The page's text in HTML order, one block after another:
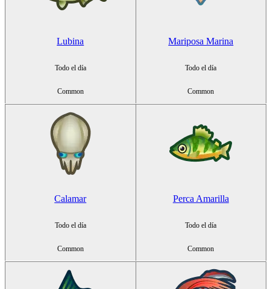
Lubina
Todo el día
Common
Mariposa Marina
Todo el día
Common
Calamar
Todo el día
Common
Perca Amarilla
Todo el día
Common